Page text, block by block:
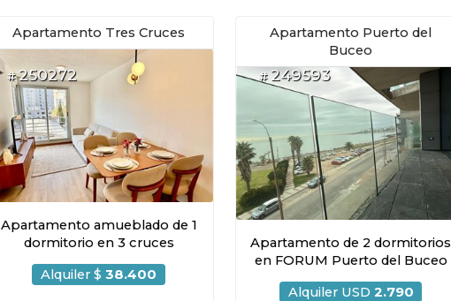
Apartamento Tres Cruces
#250272
Apartamento amueblado de 1
dormitorio en 3 cruces
Alquiler $ 38.400
Apartamento Puerto del
Buceo
#249593
Apartamento de 2 dormitorios
en FORUM Puerto del Buceo
Alquiler USD 2.790